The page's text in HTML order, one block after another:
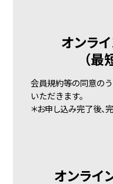
オンラ
（最
会員規約等の同意の
いただきます。
＊お申し込み完了後、
オンライ